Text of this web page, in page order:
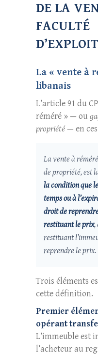
DE LA
FACULTÉ
La « vente à
libanais
L’article 91 du
réméré » — ou
propriété— en
La vente à
de propriété, est
la condition que
temps ou à
droit de
restituant le prix,
restituant
reprendre le prix.
Trois éléments
cette définition.
Premier
opérant
L’immeuble est
l’acheteur au